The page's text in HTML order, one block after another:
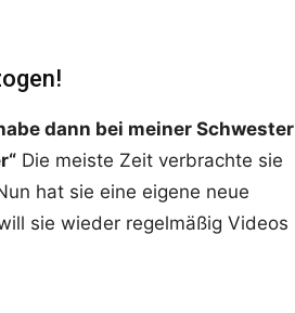
dann bei meiner Schwester
Die meiste Zeit verbrachte sie
hat sie eine eigene neue
sie wieder regelmäßig Videos